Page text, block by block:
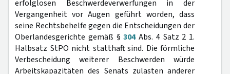
erfolglosen Beschwerdeverwerfungen in der
Vergangenheit vor Augen geführt worden, dass
seine Rechtsbehelfe gegen die Entscheidungen der
Oberlandesgerichte gemäß §304Abs. 4 Satz 2 1.
Halbsatz StPO nicht statthaft sind. Die förmliche
Verbescheidung weiterer Beschwerden würde
Arbeitskapazitäten des Senats zulasten anderer